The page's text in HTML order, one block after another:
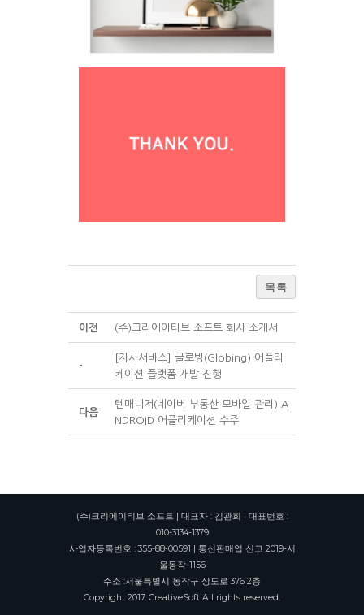
목록
이전 (주)크리에이티브 소프트 회사 소개서
-
[자사서비스] 글로빙(Globing) 어플리
케이션 플랫폼 개발 진행
다음
텐매니저(네이버 부동산 모바일 관리) A
NDROID 어플리케이션 수주
(주)크리에이티브 소프트 | 대표자 : 김관희 | 대표번호 :
010-3134-1379
사업자등록번호 : 355-88-00591 | 통신판매업 신고 2019-서
울동작-1156
주소 :서울특별시 동작구 상도로 376 2층
Copyright 2017. CreativeSoft All rights reserved.